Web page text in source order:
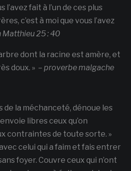
l’avez fait à l’un de ces plus
c’est à moi que vous l’avez
Matthieu 25 : 40
dont la racine est amère, et
doux. » – proverbe malgache
de la méchanceté, dénoue les
libres ceux qu’on
contraintes de toute sorte. »
celui qui a faim et fais entrer
foyer. Couvre ceux qui n’ont